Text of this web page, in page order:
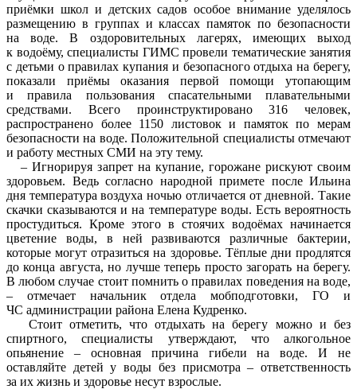
приёмки школ и детских садов особое внимание уделялось
размещению в группах и классах памяток по безопасности
на воде. В оздоровительных лагерях, имеющих выход
к водоёму, специалисты ГИМС провели тематические занятия
с детьми о правилах купания и безопасного отдыха на берегу,
показали приёмы оказания первой помощи утопающим
и правила пользования спасательными плавательными
средствами. Всего проинструктировано 316 человек,
распространено более 1150 листовок и памяток по мерам
безопасности на воде. Положительной специалисты отмечают
и работу местных СМИ на эту тему.
– Игнорируя запрет на купание, горожане рискуют своим
здоровьем. Ведь согласно народной примете после Ильина
дня температура воздуха ночью отличается от дневной. Такие
скачки сказываются и на температуре воды. Есть вероятность
простудиться. Кроме этого в стоячих водоёмах начинается
цветение воды, в ней развиваются различные бактерии,
которые могут отразиться на здоровье. Тёплые дни продлятся
до конца августа, но лучше теперь просто загорать на берегу.
В любом случае стоит помнить о правилах поведения на воде,
– отмечает начальник отдела мобподготовки, ГО и
ЧС администрации района Елена Кудренко.
Стоит отметить, что отдыхать на берегу можно и без
спиртного, специалисты утверждают, что алкогольное
опьянение – основная причина гибели на воде. И не
оставляйте детей у воды без присмотра – ответственность
за их жизнь и здоровье несут взрослые.